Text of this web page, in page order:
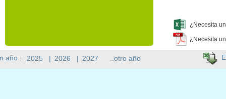
¿Necesita
¿Necesita
año : 2025 | 2026 | 2027 ..otro año